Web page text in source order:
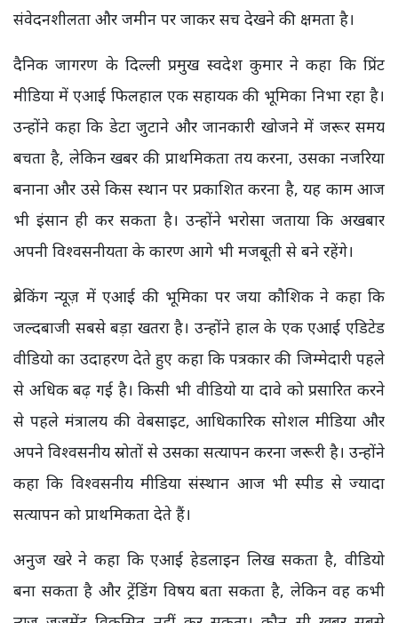
संवेदनशीलता और जमीन पर जाकर सच देखने की क्षमता है।
दैनिक जागरण के दिल्ली प्रमुख स्वदेश कुमार ने कहा कि प्रिंट
मीडिया में एआई फिलहाल एक सहायक की भूमिका निभा रहा है।
उन्होंने कहा कि डेटा जुटाने और जानकारी खोजने में जरूर समय
बचता है, लेकिन खबर की प्राथमिकता तय करना, उसका नजरिया
बनाना और उसे किस स्थान पर प्रकाशित करना है, यह काम आज
भी इंसान ही कर सकता है। उन्होंने भरोसा जताया कि अखबार
अपनी विश्वसनीयता के कारण आगे भी मजबूती से बने रहेंगे।
ब्रेकिंग न्यूज़ में एआई की भूमिका पर जया कौशिक ने कहा कि
जल्दबाजी सबसे बड़ा खतरा है। उन्होंने हाल के एक एआई एडिटेड
वीडियो का उदाहरण देते हुए कहा कि पत्रकार की जिम्मेदारी पहले
से अधिक बढ़ गई है। किसी भी वीडियो या दावे को प्रसारित करने
से पहले मंत्रालय की वेबसाइट, आधिकारिक सोशल मीडिया और
अपने विश्वसनीय स्रोतों से उसका सत्यापन करना जरूरी है। उन्होंने
कहा कि विश्वसनीय मीडिया संस्थान आज भी स्पीड से ज्यादा
सत्यापन को प्राथमिकता देते हैं।
अनुज खरे ने कहा कि एआई हेडलाइन लिख सकता है, वीडियो
बना सकता है और ट्रेंडिंग विषय बता सकता है, लेकिन वह कभी